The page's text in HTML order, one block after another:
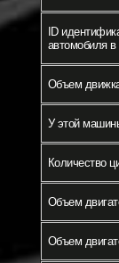
ID
автомобиля в
Объем
У этой
Количество
Объем
Объем